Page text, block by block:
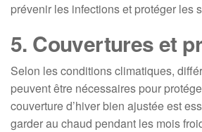
prévenir les infections et protéger les
5. Couvertures et
Selon les conditions climatiques,
peuvent être nécessaires pour
couverture d’hiver bien ajustée est
garder au chaud pendant les mois